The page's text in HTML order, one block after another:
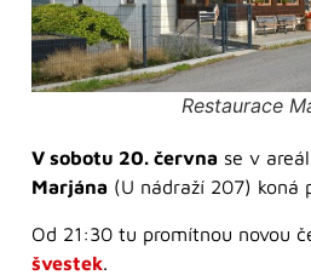
Restaurace
V sobotu 20. června se v
Marjána (U nádraží 207) koná
Od 21:30 tu promítnou novou
švestek.